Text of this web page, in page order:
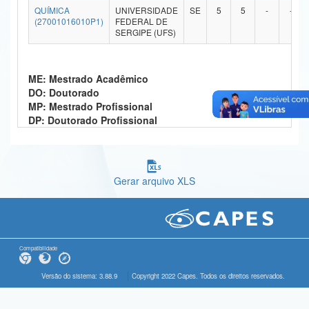
Ministério da Ciência, Tecnologia, Inovações e Comunicações
Ministério do Meio Ambiente
Ministério do Desenvolvimento Regional
Controladoria-Geral da União
Gabinete de Segurança Institucional
Advocacia-Geral da União
QUÍMICA
(27001016010P1)
UNIVERSIDADE
FEDERAL DE
SERGIPE (UFS)
SE 5 5 - -
ME: Mestrado Acadêmico
DO: Doutorado
MP: Mestrado Profissional
DP: Doutorado Profissional
Gerar arquivo XLS
Compatibilidade
Versão do sistema: 3.88.9 Copyright 2022 Capes. Todos os direitos reservados.